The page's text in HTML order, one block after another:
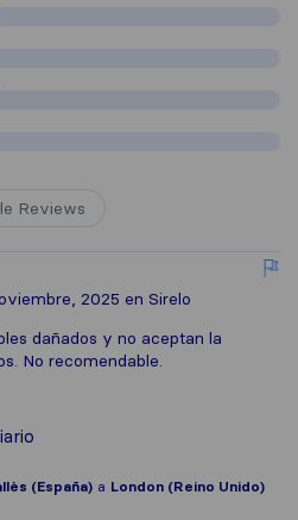
Reviews
2025 en Sirelo
dañados y no aceptan la
No recomendable.
(España) a London (Reino Unido)